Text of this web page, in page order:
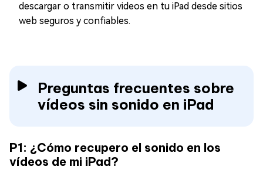
descargar o transmitir videos en tu iPad desde sitios
web seguros y confiables.
Preguntas frecuentes sobre
vídeos sin sonido en iPad
P1: ¿Cómo recupero el sonido en los
vídeos de mi iPad?